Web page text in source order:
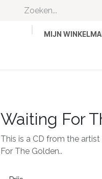
MIJN
Waiting For
This is a CD from the
For The Golden..